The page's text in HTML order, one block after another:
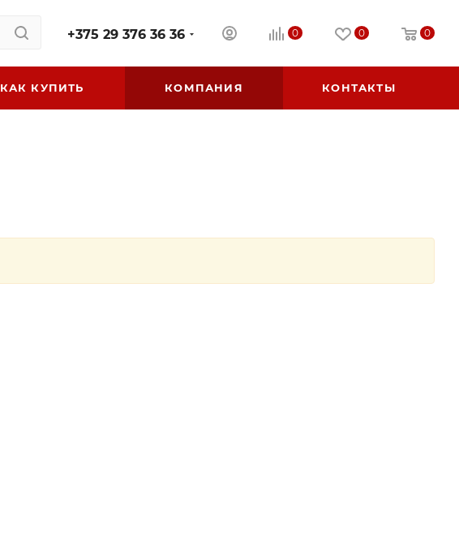
+375 29 376 36 36 0 0 0
КАК КУПИТЬ КОМПАНИЯ КОНТАКТЫ